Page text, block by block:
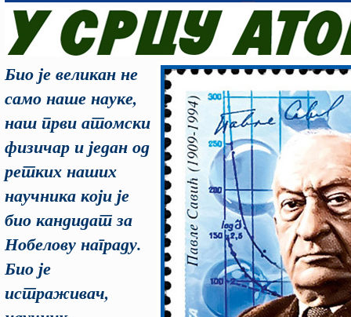
Био је великан не
само наше науке,
наш први атомски
физичар и један од
ретких наших
научника који је
био кандидат за
Нобелову награду.
Био је
истраживач,